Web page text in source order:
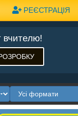
РЕЄСТРАЦІЯ
вчителю!